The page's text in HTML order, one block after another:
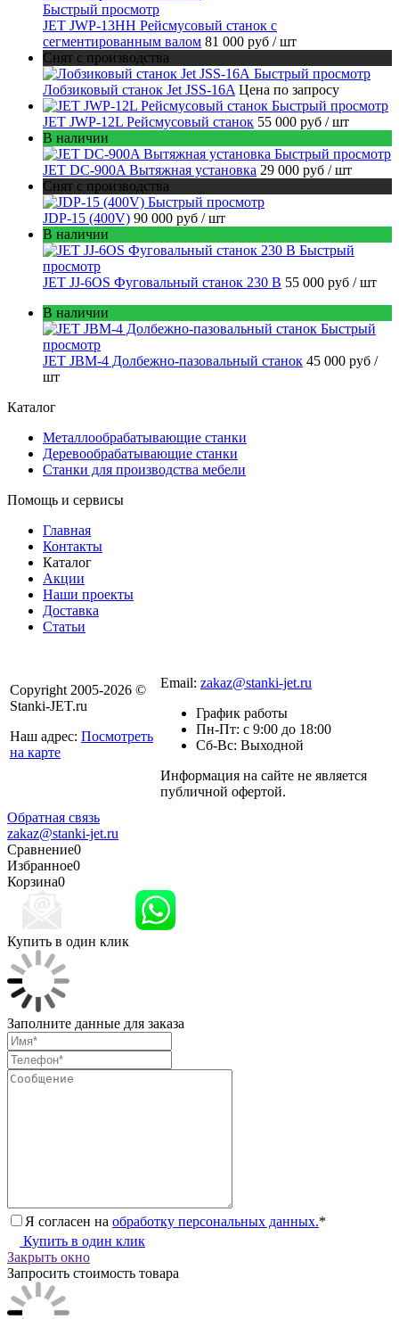
Быстрый просмотр
JET JWP-13HH Рейсмусовый станок с
сегментированным валом 81 000 руб / шт
Снят с производства
Быстрый просмотр
Лобзиковый станок Jet JSS-16A Цена по запросу
Быстрый просмотр
JET JWP-12L Рейсмусовый станок 55 000 руб / шт
В наличии
Быстрый просмотр
JET DC-900A Вытяжная установка 29 000 руб / шт
Снят с производства
Быстрый просмотр
JDP-15 (400V) 90 000 руб / шт
В наличии
Быстрый
просмотр
JET JJ-6OS Фуговальный станок 230 В 55 000 руб / шт
В наличии
Быстрый
просмотр
JET JBM-4 Долбежно-пазовальный станок 45 000 руб /
шт
Каталог
Металлообрабатывающие станки
Деревообрабатывающие станки
Станки для производства мебели
Помощь и сервисы
Главная
Контакты
Каталог
Акции
Наши проекты
Доставка
Статьи
Copyright 2005-2026 ©
Stanki-JET.ru
Наш адрес: Посмотреть
на карте
Email: zakaz@stanki-jet.ru
График работы
Пн-Пт: с 9:00 до 18:00
Сб-Вс: Выходной
Информация на сайте не является
публичной офертой.
Обратная связь
zakaz@stanki-jet.ru
Сравнение0
Избранное0
Корзина0
Купить в один клик
Заполните данные для заказа
Я согласен на обработку персональных данных.*
Купить в один клик
Закрыть окно
Запросить стоимость товара